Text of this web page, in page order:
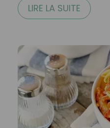
LIRE LA SUITE